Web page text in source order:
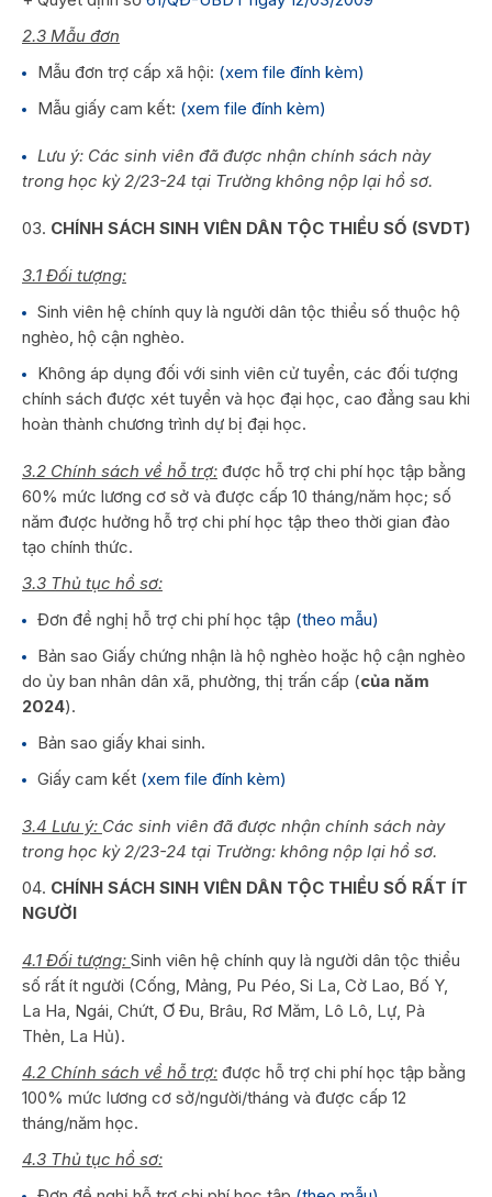
2.3 Mẫu đơn
Mẫu đơn trợ cấp xã hội: (xem file đính kèm)
Mẫu giấy cam kết: (xem file đính kèm)
Lưu ý: Các sinh viên đã được nhận chính sách này
trong học kỳ 2/23-24 tại Trường không nộp lại hồ sơ.
CHÍNH SÁCH SINH VIÊN DÂN TỘC THIỂU SỐ (SVDT)
3.1 Đối tượng:
Sinh viên hệ chính quy là người dân tộc thiểu số thuộc hộ
nghèo, hộ cận nghèo.
Không áp dụng đối với sinh viên cử tuyển, các đối tượng
chính sách được xét tuyển và học đại học, cao đẳng sau khi
hoàn thành chương trình dự bị đại học.
3.2 Chính sách về hỗ trợ: được hỗ trợ chi phí học tập bằng
60% mức lương cơ sở và được cấp 10 tháng/năm học; số
năm được hưởng hỗ trợ chi phí học tập theo thời gian đào
tạo chính thức.
3.3 Thủ tục hồ sơ:
Đơn đề nghị hỗ trợ chi phí học tập (theo mẫu)
Bản sao Giấy chứng nhận là hộ nghèo hoặc hộ cận nghèo
do ủy ban nhân dân xã, phường, thị trấn cấp (của năm
2024).
Bản sao giấy khai sinh.
Giấy cam kết (xem file đính kèm)
3.4 Lưu ý: Các sinh viên đã được nhận chính sách này
trong học kỳ 2/23-24 tại Trường: không nộp lại hồ sơ.
CHÍNH SÁCH SINH VIÊN DÂN TỘC THIỂU SỐ RẤT ÍT
NGƯỜI
4.1 Đối tượng: Sinh viên hệ chính quy là người dân tộc thiểu
số rất ít người (Cống, Mảng, Pu Péo, Si La, Cờ Lao, Bố Y,
La Ha, Ngái, Chứt, Ơ Đu, Brâu, Rơ Măm, Lô Lô, Lự, Pà
Thẻn, La Hủ).
4.2 Chính sách về hỗ trợ: được hỗ trợ chi phí học tập bằng
100% mức lương cơ sở/người/tháng và được cấp 12
tháng/năm học.
4.3 Thủ tục hồ sơ: